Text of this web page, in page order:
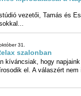
a Napfény
partján A Hatha
hogy napjaink
el. A válaszért nem is kell